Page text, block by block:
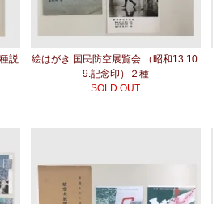
説
絵はがき 国民防空展覧会 （昭和13.10.
9.記念印）２種
SOLD OUT